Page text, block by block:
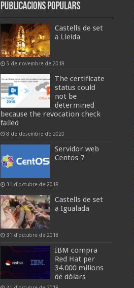
Publicacions populars
Castells de set
a Lleida
5 de novembre de 2018
The certificate
status could
not be
determined
because the revocation check
failed
8 de desembre de 2020
Servidor web
Centos 7
31 d'octubre de 2018
Castells de set
a Igualada
31 d'octubre de 2018
IBM compra
Red Hat per
34.000 milions
de dòlars